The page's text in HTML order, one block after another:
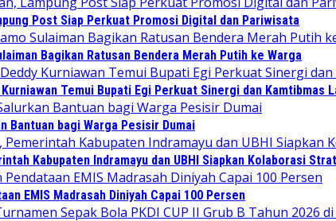
Post Siap Perkuat Promosi Digital dan Pariwisata
Bagikan Ratusan Bendera Merah Putih ke Warga
Temui Bupati Egi Perkuat Sinergi dan Kamtibmas
Bantuan bagi Warga Pesisir Dumai
Kabupaten Indramayu dan UBHI Siapkan Kolaborasi
EMIS Madrasah Diniyah Capai 100 Persen